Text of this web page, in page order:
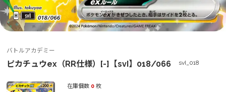
バトルアカデミー
ピカチュウex（RR仕様）[-]【svI】018/066 svI_018
在庫個数 0 枚